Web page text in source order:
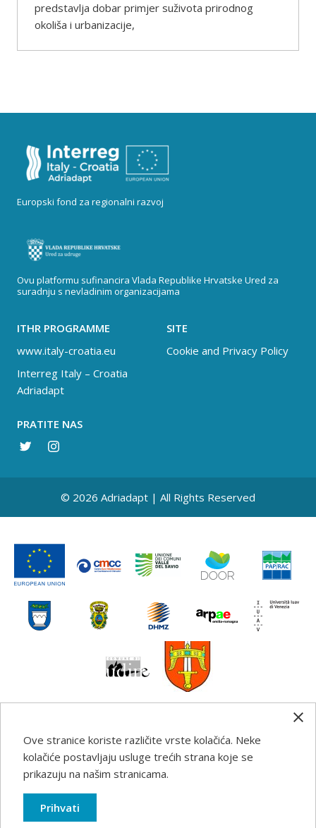
predstavlja dobar primjer suživota prirodnog
okoliša i urbanizacije,
Europski fond za regionalni razvoj
Ovu platformu sufinancira Vlada Republike Hrvatske Ured za
suradnju s nevladinim organizacijama
ITHR PROGRAMME
www.italy-croatia.eu
Interreg Italy – Croatia
Adriadapt
SITE
Cookie and Privacy Policy
PRATITE NAS
© 2026 Adriadapt | All Rights Reserved
Any information, good practice guidance and
recommendations published on this web site reflects the
author’s views; the Programme authorities are not liable
for any use that may be made of the information
Ove stranice koriste različite vrste kolačića. Neke
kolačiće postavljaju usluge trećih strana koje se
prikazuju na našim stranicama.
Prihvati